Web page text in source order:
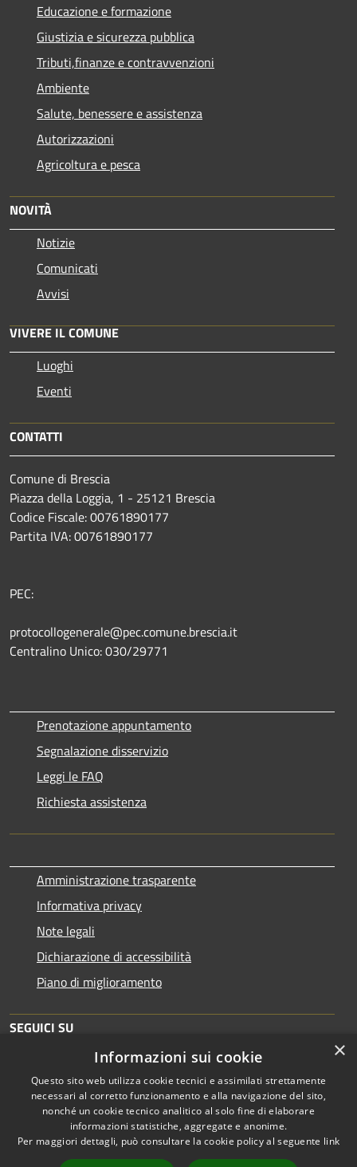
Educazione e formazione
Giustizia e sicurezza pubblica
Tributi,finanze e contravvenzioni
Ambiente
Salute, benessere e assistenza
Autorizzazioni
Agricoltura e pesca
NOVITÀ
Notizie
Comunicati
Avvisi
VIVERE IL COMUNE
Luoghi
Eventi
CONTATTI
Comune di Brescia
Piazza della Loggia, 1 - 25121 Brescia
Codice Fiscale: 00761890177
Partita IVA: 00761890177
PEC:
protocollogenerale@pec.comune.brescia.it
Centralino Unico: 030/29771
Prenotazione appuntamento
Segnalazione disservizio
Leggi le FAQ
Richiesta assistenza
Amministrazione trasparente
Informativa privacy
Note legali
Dichiarazione di accessibilità
Piano di miglioramento
SEGUICI SU
RSS
Accessibilità
Copyright © 2026 • Comune di
×
Informazioni sui cookie
Questo sito web utilizza cookie tecnici e assimilati strettamente
necessari al corretto funzionamento e alla navigazione del sito,
nonché un cookie tecnico analitico al solo fine di elaborare
informazioni statistiche, aggregate e anonime.
Per maggiori dettagli, può consultare la cookie policy al seguente link